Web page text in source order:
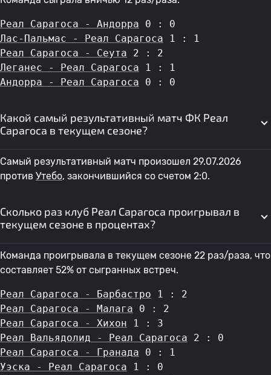
Реал Сарагоса - Андорра 0 : 0
Лас-Пальмас - Реал Сарагоса 1 : 1
Реал Сарагоса - Сеута 2 : 2
Леганес - Реал Сарагоса 1 : 1
Андорра - Реал Сарагоса 0 : 0
Какой самый результативный матч ФК Реал
Сарагоса в текущем сезоне?
Самый результативный матч произошел 29.07.2026
против Утебо, закончившийся со счетом 2:0.
Сколько раз клуб Реал Сарагоса проигрывал в
текущем сезоне в процентах?
Команда проигрывала в текущем сезоне 22 раз/раза, что
составляет 52% от сыгранных встреч.
Реал Сарагоса - Барбастро 1 : 2
Реал Сарагоса - Малага 0 : 2
Реал Сарагоса - Хихон 1 : 3
Реал Вальядолид - Реал Сарагоса 2 : 0
Реал Сарагоса - Гранада 0 : 1
Уэска - Реал Сарагоса 1 : 0